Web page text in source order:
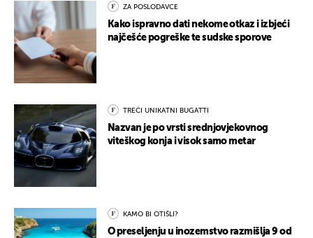
ZA POSLODAVCE
Kako ispravno dati nekome otkaz i izbjeći
najčešće pogreške te sudske sporove
TREĆI UNIKATNI BUGATTI
Nazvan je po vrsti srednjovjekovnog
viteškog konja i visok samo metar
KAMO BI OTIŠLI?
O preseljenju u inozemstvo razmišlja 9 od